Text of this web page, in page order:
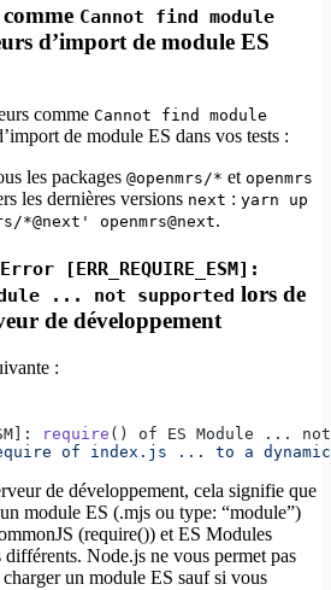
Cannot find module
d’import de module ES
comme Cannot find module
de module ES dans vos tests :
les packages @openmrs/* et openmrs
les dernières versions next : yarn up
*@next' openmrs@next.
Error [ERR_REQUIRE_ESM]:
... not supported lors de
de développement
:
require () of ES Module ...
of index.js ... to a dynamic
de développement, cela signifie que
module ES (.mjs ou type: “module”)
(require()) et ES Modules
Node.js ne vous permet pas
un module ES sauf si vous